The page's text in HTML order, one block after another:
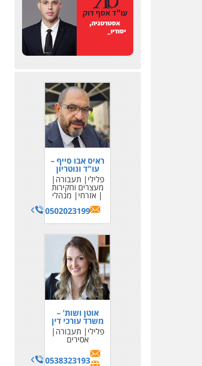
ראיס אבו סייף –
עו"ד ונוטריון
פלילי
תעבורה
מעצרים וחקירות
אזרחי
מנהלי
0502023199
אוטן ושות' –
משרד עורכי דין
פלילי
תעבורה
אסירים
0538323193